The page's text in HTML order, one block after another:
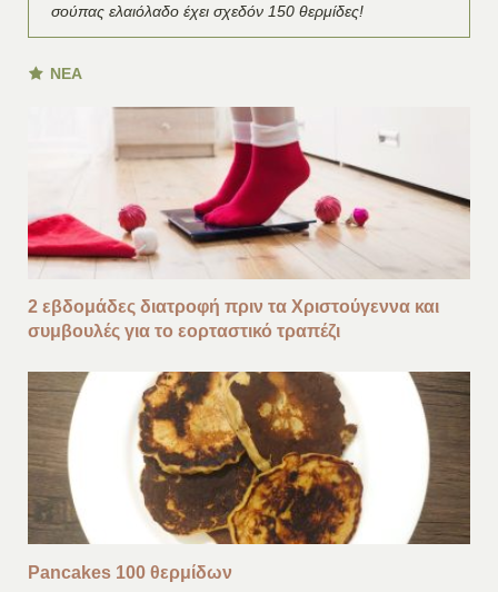
σούπας ελαιόλαδο έχει σχεδόν 150 θερμίδες!
ΝΕΑ
2 εβδομάδες διατροφή πριν τα Χριστούγεννα και
συμβουλές για το εορταστικό τραπέζι
Pancakes 100 θερμίδων